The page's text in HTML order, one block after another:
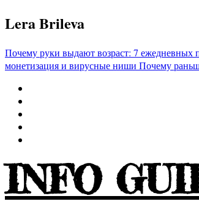
Перейти
к
Lera Brileva
Почему руки выдают возраст: 7 ежедневных
монетизация и вирусные ниши Почему
INFO